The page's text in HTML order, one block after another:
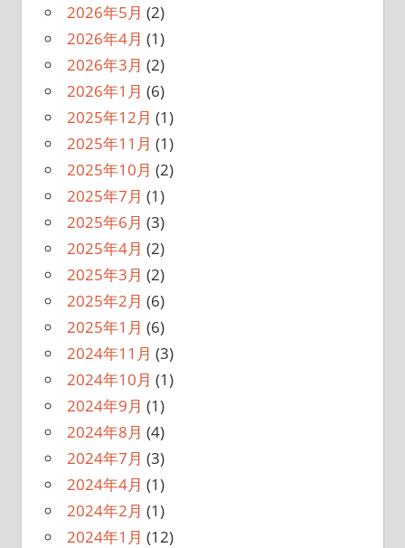
2026年5月 (2)
2026年4月 (1)
2026年3月 (2)
2026年1月 (6)
2025年12月 (1)
2025年11月 (1)
2025年10月 (2)
2025年7月 (1)
2025年6月 (3)
2025年4月 (2)
2025年3月 (2)
2025年2月 (6)
2025年1月 (6)
2024年11月 (3)
2024年10月 (1)
2024年9月 (1)
2024年8月 (4)
2024年7月 (3)
2024年4月 (1)
2024年2月 (1)
2024年1月 (12)